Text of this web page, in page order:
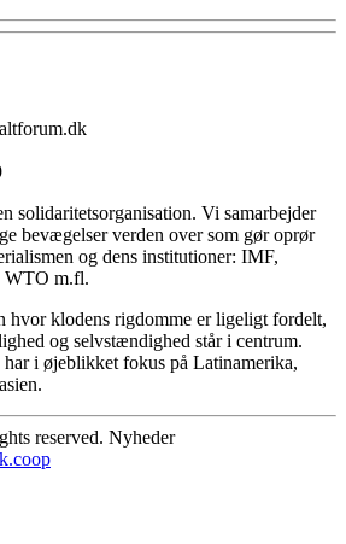
solidaritetsorganisation. Vi samarbejder
bevægelser verden over som gør oprør
og dens institutioner: IMF,
WTO m.fl.
hvor klodens rigdomme er ligeligt fordelt,
og selvstændighed står i centrum.
har i øjeblikket fokus på Latinamerika,
reserved. Nyheder